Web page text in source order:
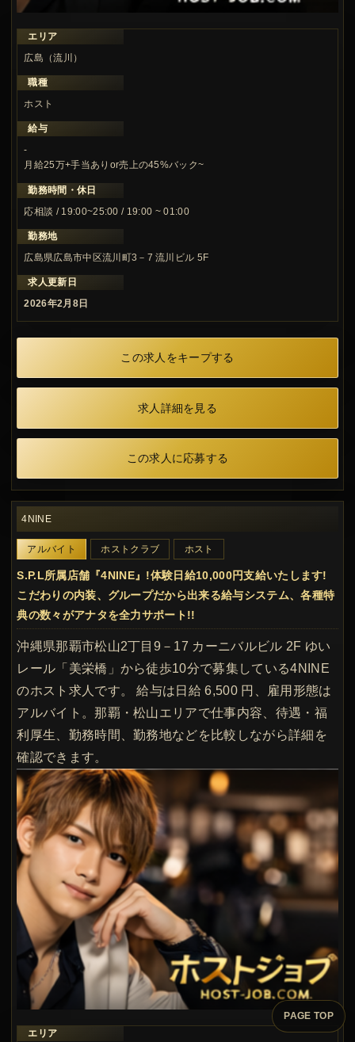
エリア
広島（流川）
職種
ホスト
給与
-
月給25万+手当ありor売上の45%バック~
勤務時間・休日
応相談 / 19:00~25:00 / 19:00 ~ 01:00
勤務地
広島県広島市中区流川町3－7 流川ビル 5F
求人更新日
2026年2月8日
この求人をキープする
求人詳細を見る
この求人に応募する
4NINE
アルバイト ホストクラブ ホスト
S.P.L所属店舗『4NINE』!体験日給10,000円支給いたします!
こだわりの内装、グループだから出来る給与システム、各種特
典の数々がアナタを全力サポート!!
沖縄県那覇市松山2丁目9－17 カーニバルビル 2F ゆい
レール「美栄橋」から徒歩10分で募集している4NINE
のホスト求人です。 給与は日給 6,500 円、雇用形態は
アルバイト。那覇・松山エリアで仕事内容、待遇・福
利厚生、勤務時間、勤務地などを比較しながら詳細を
確認できます。
エリア
PAGE TOP